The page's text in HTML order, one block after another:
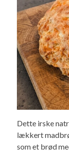
Dette irske
lækkert
som et brød